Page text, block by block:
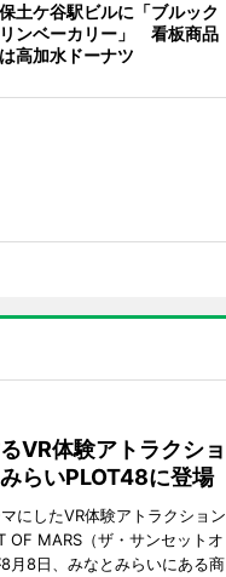
保土ケ谷駅ビルに「ブルック
リンベーカリー」 看板商品
は高加水ドーナツ
VR体験アトラクショ
らいPLOT48に登場
にしたVR体験アトラクション
OF MARS（ザ・サンセットオ
月8日、みなとみらいにある商